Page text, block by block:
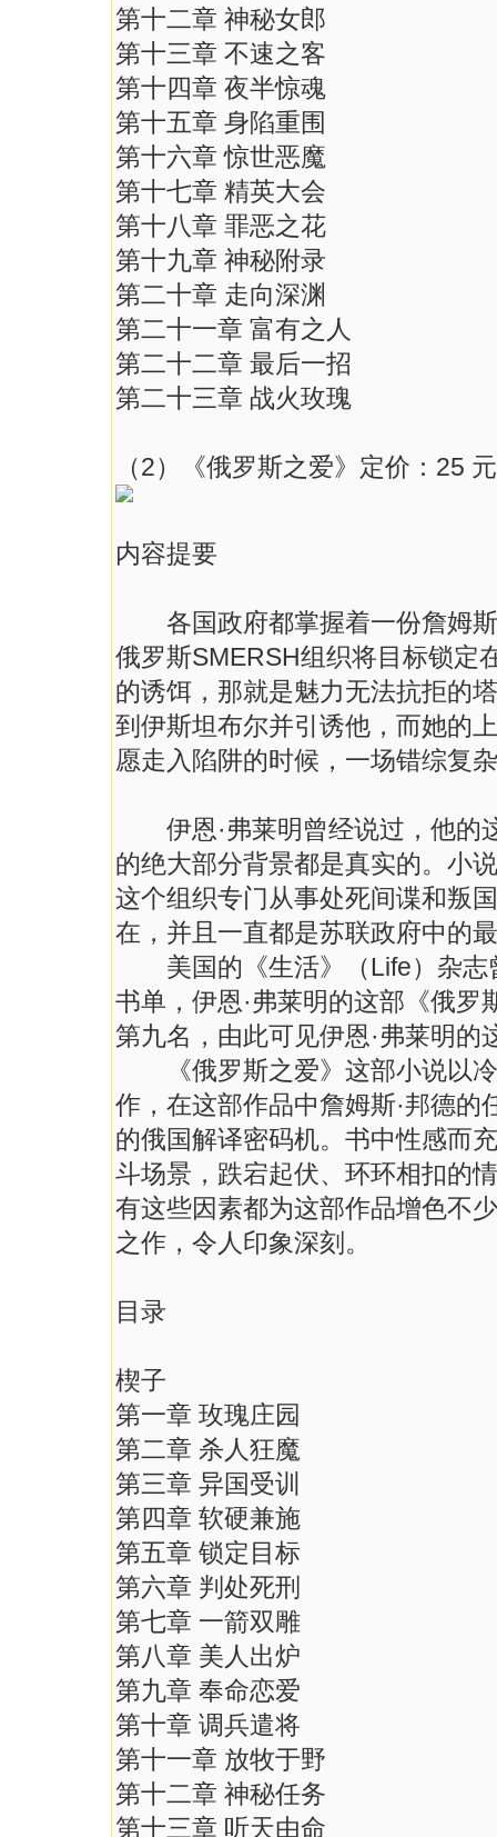
第十二章 神秘女郎
第十三章 不速之客
第十四章 夜半惊魂
第十五章 身陷重围
第十六章 惊世恶魔
第十七章 精英大会
第十八章 罪恶之花
第十九章 神秘附录
第二十章 走向深渊
第二十一章 富有之人
第二十二章 最后一招
第二十三章 战火玫瑰
（2）《俄罗斯之爱》定价：25 元
内容提要
各国政府都掌握着一份詹姆斯
俄罗斯SMERSH组织将目标锁
的诱饵，那就是魅力无法抗拒的
到伊斯坦布尔并引诱他，而她的
愿走入陷阱的时候，一场错综
伊恩·弗莱明曾经说过，他的
的绝大部分背景都是真实的。小
这个组织专门从事处死间谍和叛
在，并且一直都是苏联政府中的
美国的《生活》（Life）杂志
书单，伊恩·弗莱明的这部《俄
第九名，由此可见伊恩·弗莱明的
《俄罗斯之爱》这部小说以冷
作，在这部作品中詹姆斯·邦德
的俄国解译密码机。书中性感而
斗场景，跌宕起伏、环环相扣的
有这些因素都为这部作品增色不
之作，令人印象深刻。
目录
楔子
第一章 玫瑰庄园
第二章 杀人狂魔
第三章 异国受训
第四章 软硬兼施
第五章 锁定目标
第六章 判处死刑
第七章 一箭双雕
第八章 美人出炉
第九章 奉命恋爱
第十章 调兵遣将
第十一章 放牧于野
第十二章 神秘任务
第十三章 听天由命